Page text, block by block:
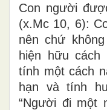
Con người
(x.Mc 10, 6):
nên chứ
hiện hữu cách
tính một cách
hạn và tính
“Người đi một